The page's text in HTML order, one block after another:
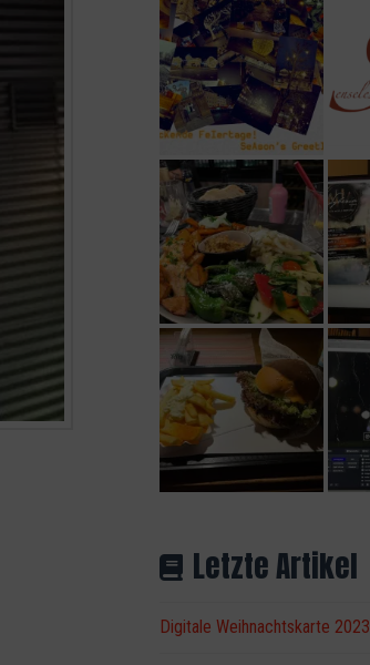
Letzte Artikel
Digitale Weihnachtskarte 2023